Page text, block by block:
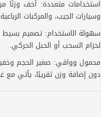
استخدامات متعددة: أخف وزنًا
وسيارات الجيب، والمركبات
سهولة الاستخدام: تصميم بسيط
لحزام السحب أو الحبل الحركي.
محمول وواقي: صغير الحجم
دون إضافة وزن تقريبًا، يأتي